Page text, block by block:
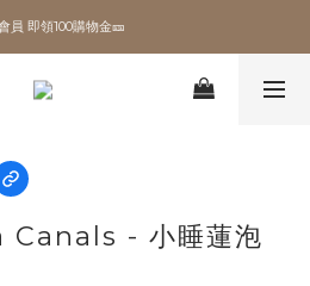
員 即領100購物金🎫
員 即領100購物金🎫
全館滿額現折🔥
員 即領100購物金🎫
Canals - 小睡蓮泡